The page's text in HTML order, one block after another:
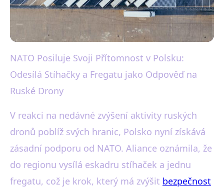
black-white.cz
NATO posílá stíhačky a fregatu
do Polska proti ruským dronům
15. 9. 2025 · 3 min čtení · Autor: Eva Bílá
NATO Posiluje Svoji Přítomnost v Polsku:
Odesílá Stíhačky a Fregatu jako Odpověď na
Ruské Drony
V reakci na nedávné zvýšení aktivity ruských
dronů poblíž svých hranic, Polsko nyní získává
zásadní podporu od NATO. Aliance oznámila, že
do regionu vysílá eskadru stíhaček a jednu
fregatu, což je krok, který má zvýšit bezpečnost